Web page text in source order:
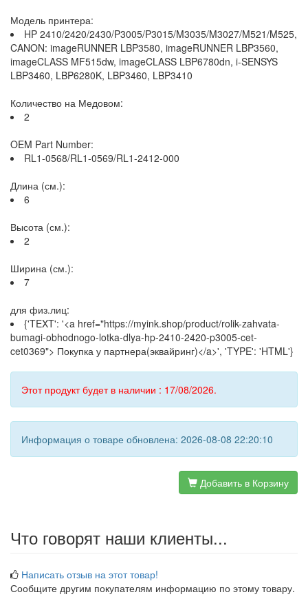
Модель принтера:
HP 2410/2420/2430/P3005/P3015/M3035/M3027/M521/M525,
CANON: imageRUNNER LBP3580, imageRUNNER LBP3560,
imageCLASS MF515dw, imageCLASS LBP6780dn, i-SENSYS
LBP3460, LBP6280K, LBP3460, LBP3410
Количество на Медовом:
2
OEM Part Number:
RL1-0568/RL1-0569/RL1-2412-000
Длина (см.):
6
Высота (см.):
2
Ширина (см.):
7
для физ.лиц:
{'TEXT': '<a href="https://myink.shop/product/rolik-zahvata-
bumagi-obhodnogo-lotka-dlya-hp-2410-2420-p3005-cet-
cet0369"> Покупка у партнера(эквайринг)</a>', 'TYPE': 'HTML'}
Этот продукт будет в наличии : 17/08/2026.
Информация о товаре обновлена: 2026-08-08 22:20:10
Добавить в Корзину
Что говорят наши клиенты...
Написать отзыв на этот товар!
Сообщите другим покупателям информацию по этому товару.